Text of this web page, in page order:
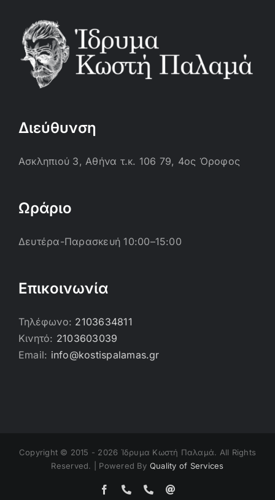
Διεύθυνση
Ασκληπιού 3, Αθήνα τ.κ. 106 79, 4ος Όροφος
Ωράριο
Δευτέρα-Παρασκευή 10:00–15:00
Επικοινωνία
Τηλέφωνο: 2103634811
Κινητό: 2103603039
Email: info@kostispalamas.gr
Copyright © 2015 - 2026 Ίδρυμα Κωστή Παλαμά. All Rights
Reserved. | Powered By Quality of Services
FacebookΤηλέφωνο
Τηλέφωνο